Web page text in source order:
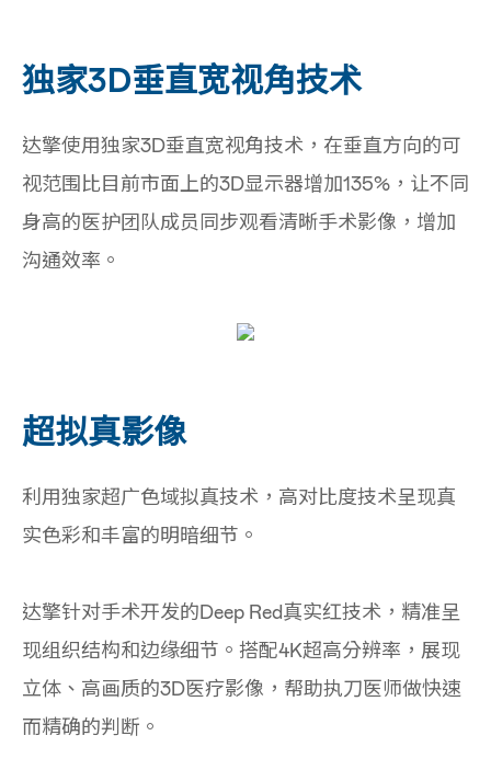
独家3D垂直宽视角技术
达擎使用独家3D垂直宽视角技术，在垂直方向的可
视范围比目前市面上的3D显示器增加135%，让不同
身高的医护团队成员同步观看清晰手术影像，增加
沟通效率。
超拟真影像
利用独家超广色域拟真技术，高对比度技术呈现真
实色彩和丰富的明暗细节。
达擎针对手术开发的Deep Red真实红技术，精准呈
现组织结构和边缘细节。搭配4K超高分辨率，展现
立体、高画质的3D医疗影像，帮助执刀医师做快速
而精确的判断。